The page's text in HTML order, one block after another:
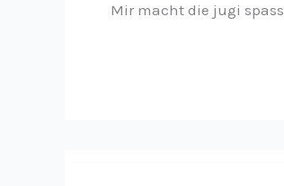
Mir macht die jugi